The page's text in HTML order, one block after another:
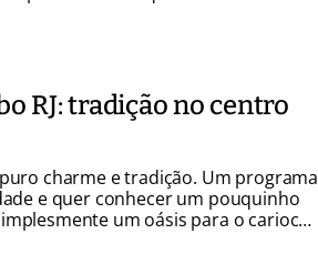
[…]
RJ: tradição no centro
charme e tradição. Um programa
e quer conhecer um pouquinho
um oásis para o carioca